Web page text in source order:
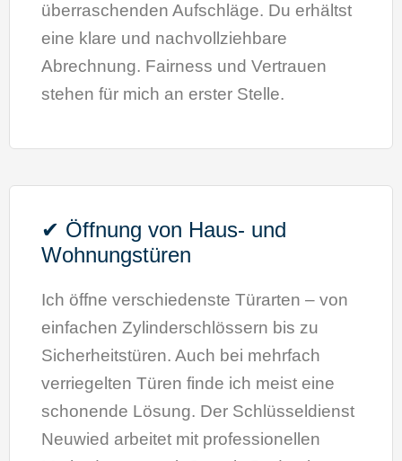
überraschenden Aufschläge. Du erhältst
eine klare und nachvollziehbare
Abrechnung. Fairness und Vertrauen
stehen für mich an erster Stelle.
✔ Öffnung von Haus- und
Wohnungstüren
Ich öffne verschiedenste Türarten – von
einfachen Zylinderschlössern bis zu
Sicherheitstüren. Auch bei mehrfach
verriegelten Türen finde ich meist eine
schonende Lösung. Der Schlüsseldienst
Neuwied arbeitet mit professionellen